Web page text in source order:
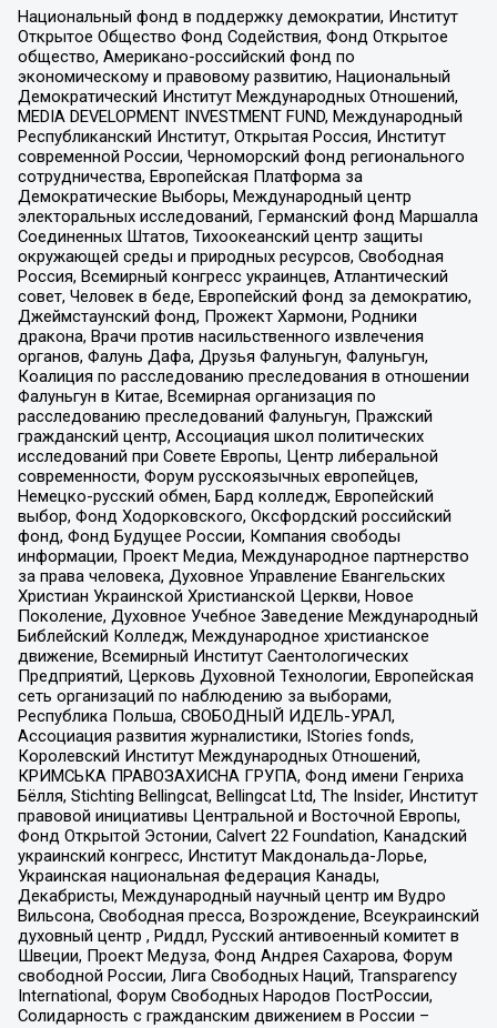
Национальный фонд в поддержку демократии, Институт
Открытое Общество Фонд Содействия, Фонд Открытое
общество, Американо-российский фонд по
экономическому и правовому развитию, Национальный
Демократический Институт Международных Отношений,
MEDIA DEVELOPMENT INVESTMENT FUND, Международный
Республиканский Институт, Открытая Россия, Институт
современной России, Черноморский фонд регионального
сотрудничества, Европейская Платформа за
Демократические Выборы, Международный центр
электоральных исследований, Германский фонд Маршалла
Соединенных Штатов, Тихоокеанский центр защиты
окружающей среды и природных ресурсов, Свободная
Россия, Всемирный конгресс украинцев, Атлантический
совет, Человек в беде, Европейский фонд за демократию,
Джеймстаунский фонд, Прожект Хармони, Родники
дракона, Врачи против насильственного извлечения
органов, Фалунь Дафа, Друзья Фалуньгун, Фалуньгун,
Коалиция по расследованию преследования в отношении
Фалуньгун в Китае, Всемирная организация по
расследованию преследований Фалуньгун, Пражский
гражданский центр, Ассоциация школ политических
исследований при Совете Европы, Центр либеральной
современности, Форум русскоязычных европейцев,
Немецко-русский обмен, Бард колледж, Европейский
выбор, Фонд Ходорковского, Оксфордский российский
фонд, Фонд Будущее России, Компания свободы
информации, Проект Медиа, Международное партнерство
за права человека, Духовное Управление Евангельских
Христиан Украинской Христианской Церкви, Новое
Поколение, Духовное Учебное Заведение Международный
Библейский Колледж, Международное христианское
движение, Всемирный Институт Саентологических
Предприятий, Церковь Духовной Технологии, Европейская
сеть организаций по наблюдению за выборами,
Республика Польша, СВОБОДНЫЙ ИДЕЛЬ-УРАЛ,
Ассоциация развития журналистики, IStories fonds,
Королевский Институт Международных Отношений,
КРИМСЬКА ПРАВОЗАХИСНА ГРУПА, Фонд имени Генриха
Бёлля, Stichting Bellingcat, Bellingcat Ltd, The Insider, Институт
правовой инициативы Центральной и Восточной Европы,
Фонд Открытой Эстонии, Calvert 22 Foundation, Канадский
украинский конгресс, Институт Макдональда-Лорье,
Украинская национальная федерация Канады,
Декабристы, Международный научный центр им Вудро
Вильсона, Свободная пресса, Возрождение, Всеукраинский
духовный центр , Риддл, Русский антивоенный комитет в
Швеции, Проект Медуза, Фонд Андрея Сахарова, Форум
свободной России, Лига Свободных Наций, Transparеncy
International, Форум Свободных Народов ПостРоссии,
Солидарность с гражданским движением в России –